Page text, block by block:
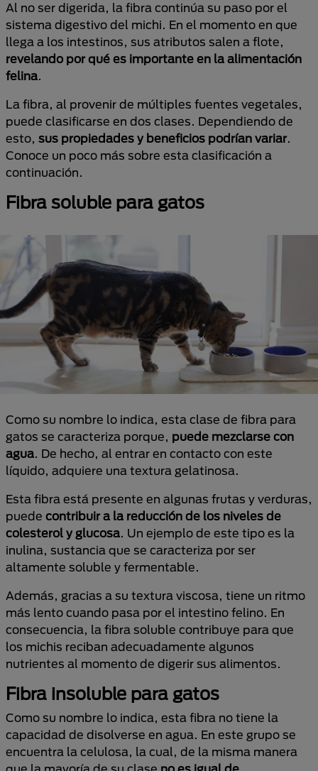
Al no ser digerida, la fibra continúa su paso por el
sistema digestivo del michi. En el momento en que
llega a los intestinos, sus atributos salen a flote,
revelando por qué es importante en la alimentación
felina.
La fibra, al provenir de múltiples fuentes vegetales,
puede clasificarse en dos clases. Dependiendo de
esto, sus propiedades y beneficios podrían variar.
Conoce un poco más sobre esta clasificación a
continuación.
Fibra soluble para gatos
Como su nombre lo indica, esta clase de fibra para
gatos se caracteriza porque, puede mezclarse con
agua. De hecho, al entrar en contacto con este
líquido, adquiere una textura gelatinosa.
Esta fibra está presente en algunas frutas y verduras,
puede contribuir a la reducción de los niveles de
colesterol y glucosa. Un ejemplo de este tipo es la
inulina, sustancia que se caracteriza por ser
altamente soluble y fermentable.
Además, gracias a su textura viscosa, tiene un ritmo
más lento cuando pasa por el intestino felino. En
consecuencia, la fibra soluble contribuye para que
los michis reciban adecuadamente algunos
nutrientes al momento de digerir sus alimentos.
Fibra insoluble para gatos
Como su nombre lo indica, esta fibra no tiene la
capacidad de disolverse en agua. En este grupo se
encuentra la celulosa, la cual, de la misma manera